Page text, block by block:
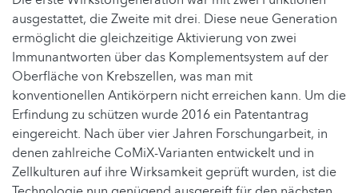
ausgestattet, die Zweite mit drei. Diese neue Generation
ermöglicht die gleichzeitige Aktivierung von zwei
Immunantworten über das Komplementsystem auf der
Oberfläche von Krebszellen, was man mit
konventionellen Antikörpern nicht erreichen kann. Um die
Erfindung zu schützen wurde 2016 ein Patentantrag
eingereicht. Nach über vier Jahren Forschungarbeit, in
denen zahlreiche CoMiX-Varianten entwickelt und in
Zellkulturen auf ihre Wirksamkeit geprüft wurden, ist die